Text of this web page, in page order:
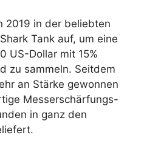
2019 in der beliebten
Tank auf, um eine
US-Dollar mit 15%
zu sammeln. Seitdem
an Stärke gewonnen
Messerschärfungs-
in ganz den